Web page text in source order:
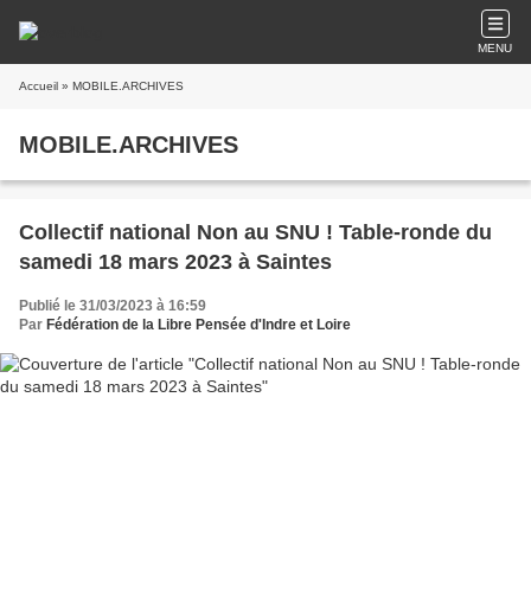
MENU
Accueil » MOBILE.ARCHIVES
MOBILE.ARCHIVES
Collectif national Non au SNU ! Table-ronde du
samedi 18 mars 2023 à Saintes
Publié le 31/03/2023 à 16:59
Par Fédération de la Libre Pensée d'Indre et Loire